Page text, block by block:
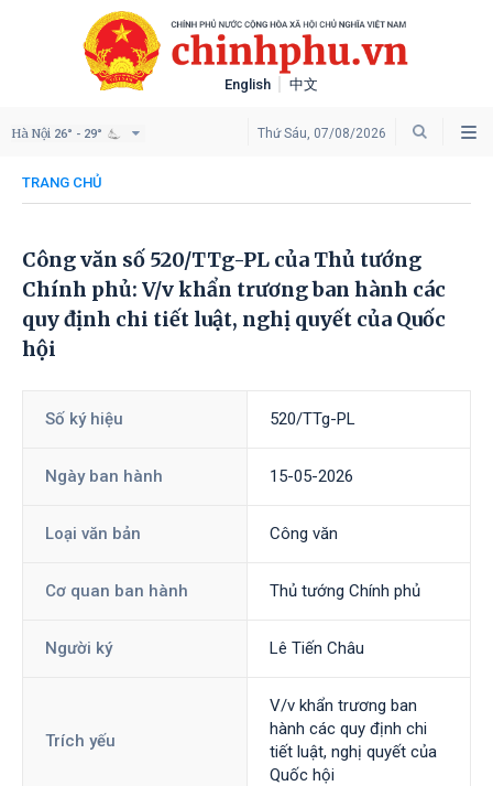
English 中文
Thứ Sáu, 07/08/2026
Hà Nội 26° - 29°
TRANG CHỦ
Công văn số 520/TTg-PL của Thủ tướng
Chính phủ: V/v khẩn trương ban hành các
quy định chi tiết luật, nghị quyết của Quốc
hội
Số ký hiệu 520/TTg-PL
Ngày ban hành 15-05-2026
Loại văn bản Công văn
Cơ quan ban hành Thủ tướng Chính phủ
Người ký Lê Tiến Châu
Trích yếu
V/v khẩn trương ban
hành các quy định chi
tiết luật, nghị quyết của
Quốc hội